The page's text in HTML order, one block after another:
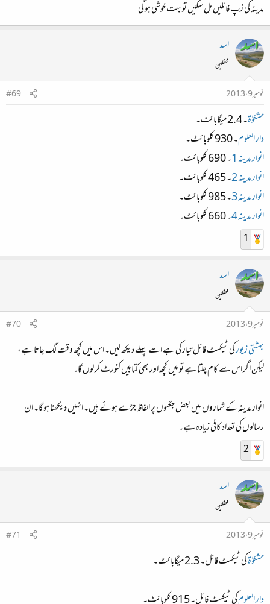
مدینہ کی زپ فائلیں مل سکیں تو بہت خوشی ہو گی
اسد
محفلین
نومبر 9، 2013
#69
مشکوٰة۔ 2.4 میگابائٹ۔
دار العلوم۔ 930 کلوبائٹ۔
انوار مدینہ 1 ۔ 690 کلوبائٹ۔
انوار مدینہ 2 ۔ 465 کلوبائٹ۔
انوار مدینہ 3 ۔ 985 کلوبائٹ۔
انوار مدینہ 4 ۔ 660 کلوبائٹ۔
1
اسد
محفلین
نومبر 9، 2013
#70
بہشتی زیورکی ٹیکسٹ فائل تیار کی ہے اسے پہلے دیکھ لیں۔ اس میں کچھ وقت لگ جاتا ہے،
لیکن اگر اس سے کام چلتا ہے تو میں کچھ اور بھی کتابیں کنورٹ کر لوں گا۔
انوار مدینہ کے شماروں میں بعض جگہوں پر الفاظ جڑے ہوئے ہیں۔ انہیں دیکھنا ہو گا۔ ان
رسالوں کی تعداد کافی زیادہ ہے۔
2
اسد
محفلین
نومبر 9، 2013
#71
مشکوٰۃکی ٹیکسٹ فائل۔ 2.3 میگابائٹ۔
دار العلومکی ٹیکسٹ فائل۔ 915 کلوبائٹ۔